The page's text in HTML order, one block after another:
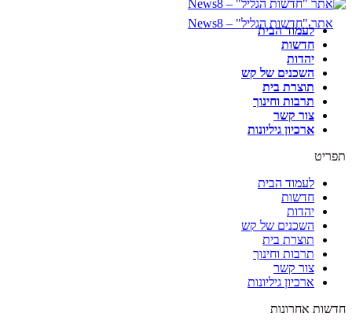
לעמוד הבית
חדשות
יהדות
השכנים של קש
תוצרת בית
תרבות וחינוך
צור קשר
ארכיון גיליונות
תפריט
לעמוד הבית
חדשות
יהדות
השכנים של קש
תוצרת בית
תרבות וחינוך
צור קשר
ארכיון גיליונות
חדשות אחרונות